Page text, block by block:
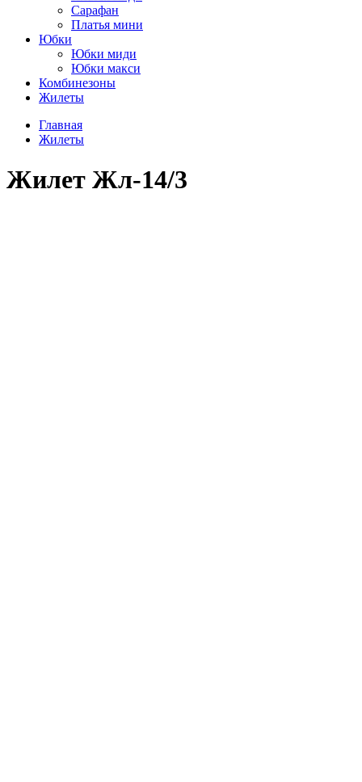
Сарафан
Платья мини
Юбки
Юбки миди
Юбки макси
Комбинезоны
Жилеты
Главная
Жилеты
Жилет Жл-14/3